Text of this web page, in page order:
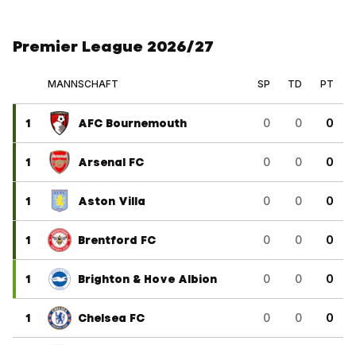
Premier League 2026/27
MANNSCHAFT SP TD PT
1 AFC Bournemouth 0 0 0
1 Arsenal FC 0 0 0
1 Aston Villa 0 0 0
1 Brentford FC 0 0 0
1 Brighton & Hove Albion 0 0 0
1 Chelsea FC 0 0 0